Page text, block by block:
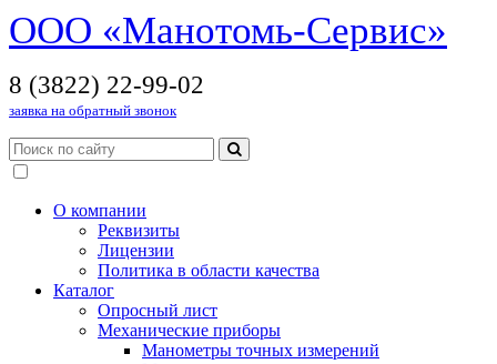
OOO «Манотомь-Cервис»
8 (3822) 22-99-02
заявка на обратный звонок
О компании
Реквизиты
Лицензии
Политика в области качества
Каталог
Опросный лист
Механические приборы
Манометры точных измерений